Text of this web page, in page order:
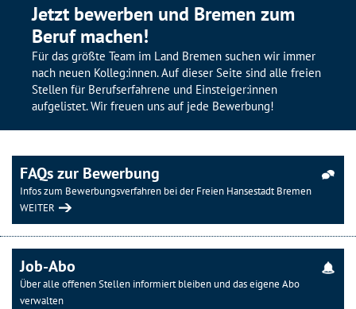
Jetzt bewerben und Bremen zum
Beruf machen!
Für das größte Team im Land Bremen suchen wir immer
nach neuen Kolleg:innen. Auf dieser Seite sind alle freien
Stellen für Berufserfahrene und Einsteiger:innen
aufgelistet. Wir freuen uns auf jede Bewerbung!
FAQs zur Bewerbung
Infos zum Bewerbungsverfahren bei der Freien Hansestadt Bremen
WEITER
Job-Abo
Über alle offenen Stellen informiert bleiben und das eigene Abo
verwalten